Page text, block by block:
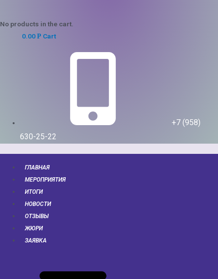
No products in the cart.
0.00 Р Cart
+7 (958)
630-25-22
ГЛАВНАЯ
МЕРОПРИЯТИЯ
ИТОГИ
НОВОСТИ
ОТЗЫВЫ
ЖЮРИ
ЗАЯВКА